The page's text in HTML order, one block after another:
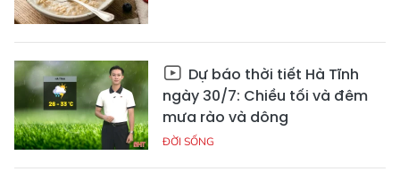
Dự báo thời tiết Hà Tĩnh
ngày 30/7: Chiều tối và đêm
mưa rào và dông
ĐỜI SỐNG